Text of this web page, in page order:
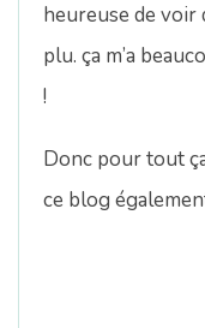
heureuse de
plu. ça m’a
!
Donc pour tout
ce blog